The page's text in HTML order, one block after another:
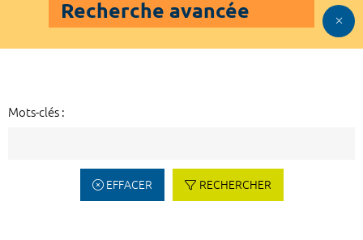
Recherche avancée
Mots-clés :
EFFACER RECHERCHER